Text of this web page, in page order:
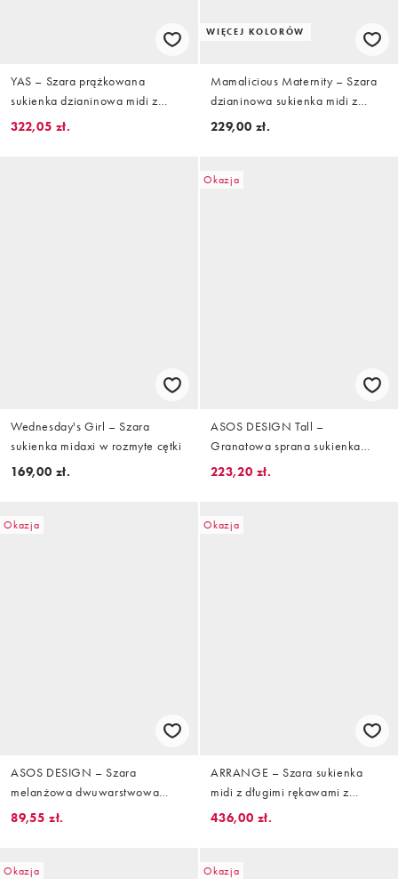
YAS – Szara prążkowana
sukienka dzianinowa midi z
golfem
322,05 zł.
WIĘCEJ KOLORÓW
Mamalicious Maternity – Szara
dzianinowa sukienka midi z
paskiem
229,00 zł.
Wednesday's Girl – Szara
sukienka midaxi w rozmyte cętki
169,00 zł.
Okazja
ASOS DESIGN Tall –
Granatowa sprana sukienka
maxi z zabudowanym dekoltem,
223,20 zł.
Okazja
ASOS DESIGN – Szara
melanżowa dwuwarstwowa
sukienka midi z długimi
89,55 zł.
Okazja
ARRANGE – Szara sukienka
midi z długimi rękawami z
różnych materiałów
436,00 zł.
Okazja Okazja